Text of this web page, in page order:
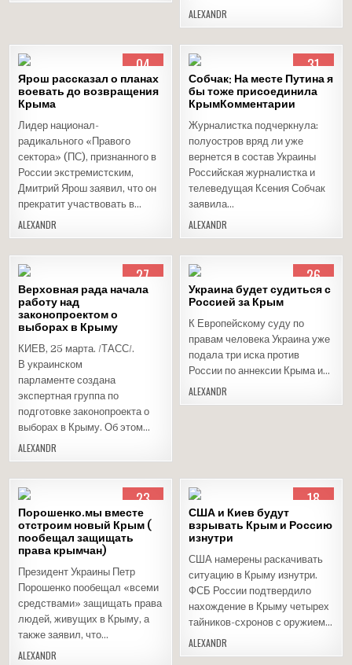
ALEXANDR
04
АПР
2015
Ярош рассказал о планах
воевать до возвращения
Крыма
Лидер национал-
радикального «Правого
сектора» (ПС), признанного в
России экстремистским,
Дмитрий Ярош заявил, что он
прекратит участвовать в…
ALEXANDR
31
МАР
2015
Опубликовано
Собчак: На месте Путина я
бы тоже присоединила
КрымКомментарии
Журналистка подчеркнула:
полуостров вряд ли уже
вернется в состав Украины
Российская журналистка и
телеведущая Ксения Собчак
заявила…
ALEXANDR
27
МАР
2015
Опубликовано
в
Верховная рада начала
работу над
законопроектом о
выборах в Крыму
КИЕВ, 25 марта. /ТАСС/.
В украинском
парламенте создана
экспертная группа по
подготовке законопроекта о
выборах в Крыму. Об этом…
ALEXANDR
26
ФЕВ
2015
в
Украина будет судиться с
Россией за Крым
К Европейскому суду по
правам человека Украина уже
подала три иска против
России по аннексии Крыма и…
ALEXANDR
23
ФЕВ
2015
Опубликовано
в
Порошенко.мы вместе
отстроим новый Крым (
пообещал защищать
права крымчан)
Президент Украины Петр
Порошенко пообещал «всеми
средствами» защищать права
людей, живущих в Крыму, а
также заявил, что…
ALEXANDR
18
США и Киев будут
взрывать Крым и Россию
изнутри
США намерены раскачивать
ситуацию в Крыму изнутри.
ФСБ России подтвердило
нахождение в Крыму четырех
тайников-схронов с оружием…
ALEXANDR